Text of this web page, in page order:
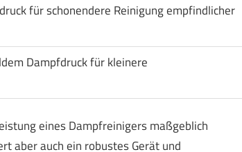
für schonendere Reinigung empfindlicher
Dampfdruck für kleinere
eines Dampfreinigers maßgeblich
aber auch ein robustes Gerät und